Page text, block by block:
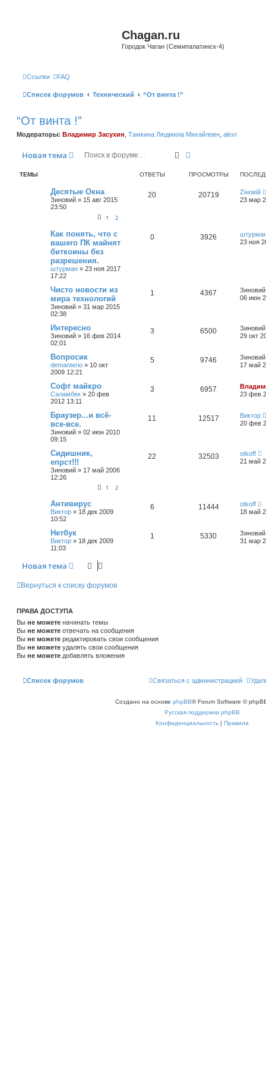
Chagan.ru
Городок Чаган (Семипалатинск-4)
Ссылки FAQ
Список форумов Технический “От винта !”
“От винта !”
Модераторы: Владимир Засухин Тамкина Людмила Михайловн alexr
Новая тема Поиск
ТЕМЫ ОТВЕТЫ ПРОСМОТРЫ
Десятые Окна
Зиновий » 15 авг 2015
23:50
1 2
20 20719
Zіновій
23 мар
Как понять, что с
вашего ПК майнят
биткоины без
разрешения.
штурман » 23 ноя 2017
17:22
0 3926
23 ноя
Чисто новости из
мира технологий
Зиновий » 31 мар 2015
02:38
1 4367
Зиновий
06 июн
Интересно
Зиновий » 16 фев 2014
02:01
3 6500
Зиновий
29 окт
Вопросик
demanterio » 10 окт
2009 12:21
5 9746
Зиновий
17 май
Софт майкро
Саламбек » 20 фев
2012 13:11
3 6957
23 фев
Браузер...и всё-
все-все.
Зиновий » 02 июн 2010
09:15
11 12517
Виктор
20 фев
Сидишник,
епрст!!!
Зиновий » 17 май 2006
12:26
1 2
22 32503
otkoff
21 май
Антивирус
Виктор » 18 дек 2009
10:52
6 11444
otkoff
18 май
Нетбук
Виктор » 18 дек 2009
11:03
1 5330
Зиновий
31 мар
Новая тема
Вернуться к списку форумов
ПРАВА ДОСТУПА
Вы не можете начинать темы
Вы не можете отвечать на сообщения
Вы не можете редактировать свои сообщения
Вы не можете удалять свои сообщения
Вы не можете добавлять вложения
Список форумов Связаться с администрацией
Создано на основе phpBB® Forum Software ©
Русская поддержка phpBB
Конфиденциальность | Правила